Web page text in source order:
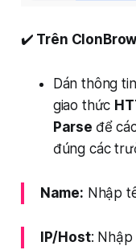
✔️ Trên
Dán thông
giao thức
Parse để
đúng các
Name: Nhập
IP/Host: Nhập